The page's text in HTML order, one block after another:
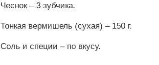
Чеснок – 3 зубчика.
Тонкая вермишель (сухая) – 150 г.
Соль и специи – по вкусу.